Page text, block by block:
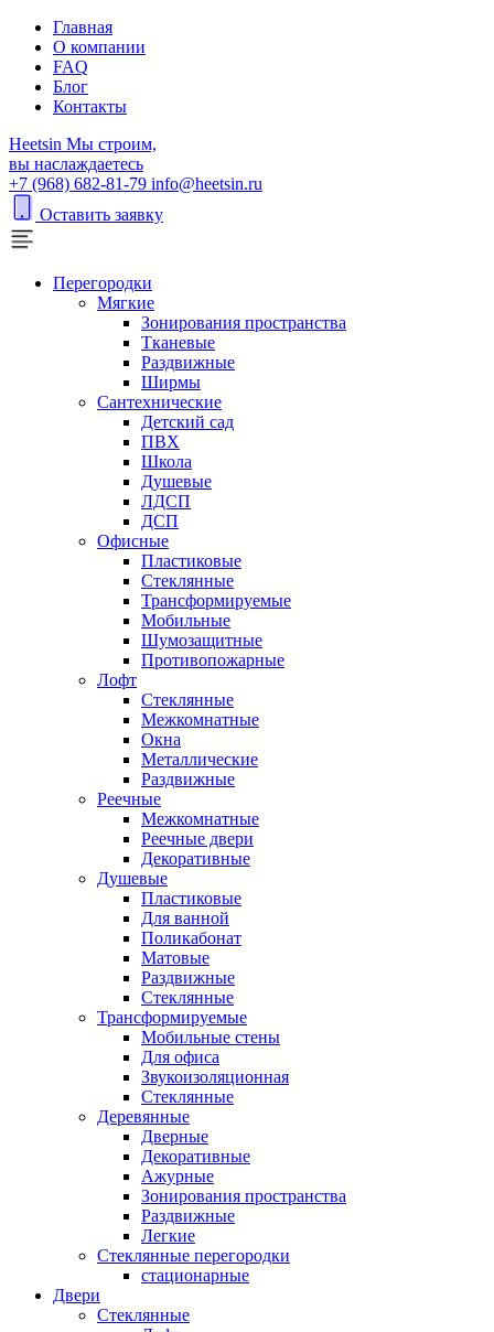
Главная
О компании
FAQ
Блог
Контакты
Heetsin Мы строим,
вы наслаждаетесь
+7 (968) 682-81-79 info@heetsin.ru
Оставить заявку
Перегородки
Мягкие
Зонирования пространства
Тканевые
Раздвижные
Ширмы
Сантехнические
Детский сад
ПВХ
Школа
Душевые
ЛДСП
ДСП
Офисные
Пластиковые
Стеклянные
Трансформируемые
Мобильные
Шумозащитные
Противопожарные
Лофт
Стеклянные
Межкомнатные
Окна
Металлические
Раздвижные
Реечные
Межкомнатные
Реечные двери
Декоративные
Душевые
Пластиковые
Для ванной
Поликабонат
Матовые
Раздвижные
Стеклянные
Трансформируемые
Мобильные стены
Для офиса
Звукоизоляционная
Стеклянные
Деревянные
Дверные
Декоративные
Ажурные
Зонирования пространства
Раздвижные
Легкие
Стеклянные перегородки
стационарные
Двери
Стеклянные